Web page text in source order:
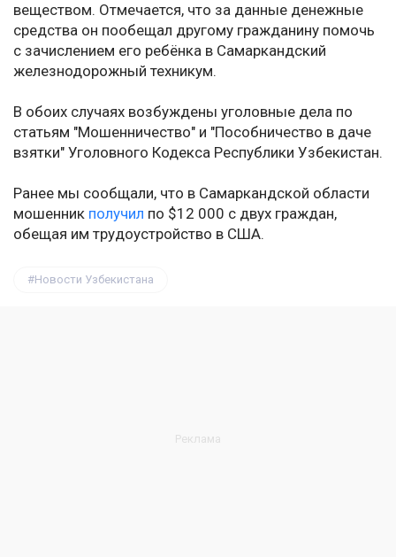
веществом. Отмечается, что за данные денежные
средства он пообещал другому гражданину помочь
с зачислением его ребёнка в Самаркандский
железнодорожный техникум.
В обоих случаях возбуждены уголовные дела по
статьям "Мошенничество" и "Пособничество в даче
взятки" Уголовного Кодекса Республики Узбекистан.
Ранее мы сообщали, что в Самаркандской области
мошенник получил по $12 000 с двух граждан,
обещая им трудоустройство в США.
Новости Узбекистана